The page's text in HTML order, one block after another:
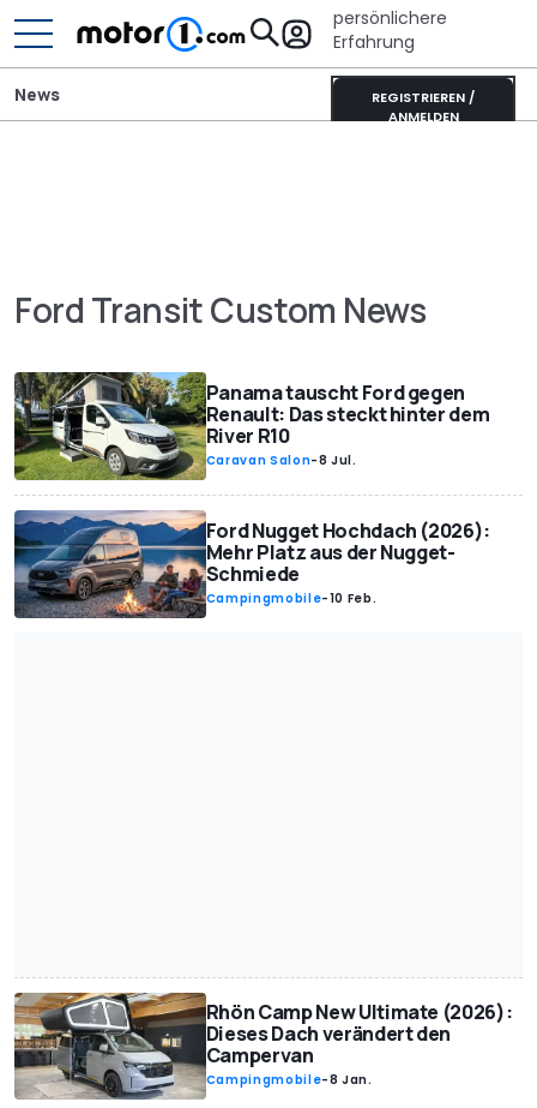
persönlichere
Erfahrung
REGISTRIEREN /
ANMELDEN
News
Ford Transit Custom News
Panama tauscht Ford gegen
Renault: Das steckt hinter dem
River R10
Caravan Salon-8 Jul.
Ford Nugget Hochdach (2026):
Mehr Platz aus der Nugget-
Schmiede
Campingmobile-10 Feb.
Rhön Camp New Ultimate (2026):
Dieses Dach verändert den
Campervan
Campingmobile-8 Jan.